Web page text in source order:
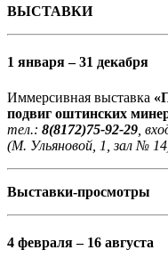
ВЫСТАВКИ
1 января – 31 декабря
Иммерсивная выставка
подвиг оштинских
тел.: 8(8172)75-92-29 ,
(М. Ульяновой, 1, зал №
Выставки-просмотры
4 февраля – 16 августа